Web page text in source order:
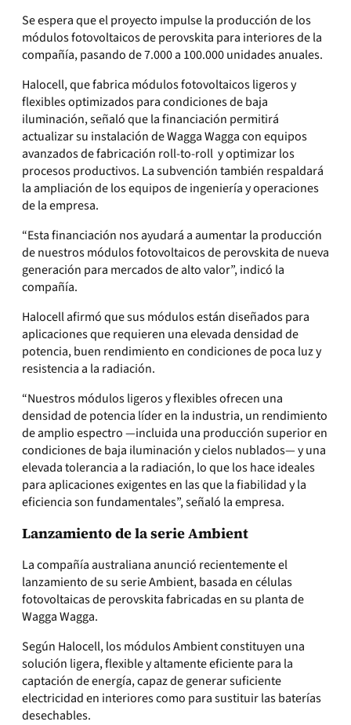
Se espera que el proyecto impulse la producción de los
módulos fotovoltaicos de perovskita para interiores de la
compañía, pasando de 7.000 a 100.000 unidades anuales.
Halocell, que fabrica módulos fotovoltaicos ligeros y
flexibles optimizados para condiciones de baja
iluminación, señaló que la financiación permitirá
actualizar su instalación de Wagga Wagga con equipos
avanzados de fabricación roll-to-roll y optimizar los
procesos productivos. La subvención también respaldará
la ampliación de los equipos de ingeniería y operaciones
de la empresa.
“Esta financiación nos ayudará a aumentar la producción
de nuestros módulos fotovoltaicos de perovskita de nueva
generación para mercados de alto valor”, indicó la
compañía.
Halocell afirmó que sus módulos están diseñados para
aplicaciones que requieren una elevada densidad de
potencia, buen rendimiento en condiciones de poca luz y
resistencia a la radiación.
“Nuestros módulos ligeros y flexibles ofrecen una
densidad de potencia líder en la industria, un rendimiento
de amplio espectro —incluida una producción superior en
condiciones de baja iluminación y cielos nublados— y una
elevada tolerancia a la radiación, lo que los hace ideales
para aplicaciones exigentes en las que la fiabilidad y la
eficiencia son fundamentales”, señaló la empresa.
Lanzamiento de la serie Ambient
La compañía australiana anunció recientemente el
lanzamiento de su serie Ambient, basada en células
fotovoltaicas de perovskita fabricadas en su planta de
Wagga Wagga.
Según Halocell, los módulos Ambient constituyen una
solución ligera, flexible y altamente eficiente para la
captación de energía, capaz de generar suficiente
electricidad en interiores como para sustituir las baterías
desechables.